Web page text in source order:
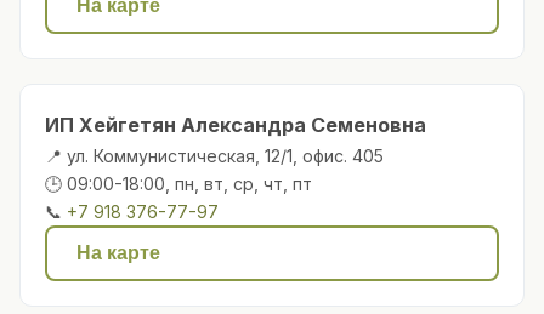
На карте
ИП Хейгетян Александра Семеновна
📍 ул. Коммунистическая, 12/1, офис. 405
🕒 09:00-18:00, пн, вт, ср, чт, пт
📞 +7 918 376-77-97
На карте